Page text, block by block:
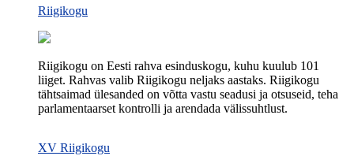
Riigikogu
Riigikogu on Eesti rahva esinduskogu, kuhu kuulub 101
liiget. Rahvas valib Riigikogu neljaks aastaks. Riigikogu
tähtsaimad ülesanded on võtta vastu seadusi ja otsuseid, teha
parlamentaarset kontrolli ja arendada välissuhtlust.
XV Riigikogu